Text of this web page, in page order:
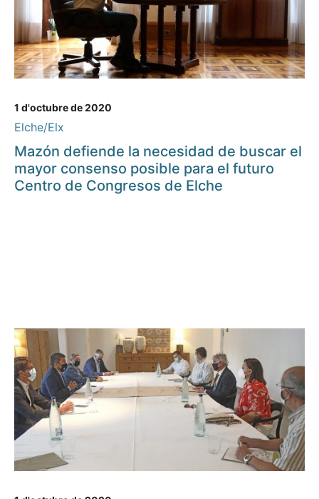
1 d'octubre de 2020
Elche/Elx
Mazón defiende la necesidad de buscar el
mayor consenso posible para el futuro
Centro de Congresos de Elche